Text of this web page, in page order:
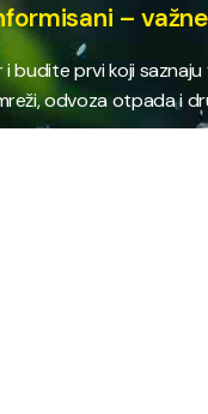
–
budite prvi koji
odvoza otpada i